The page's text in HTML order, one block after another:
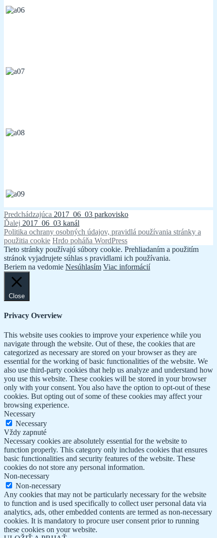
Navigácia
v
článku
Predchádzajúca Predchádzajúci
článok:
2017_06_03 parkovisko
Ďalej Ďalší
článok:
2017_06_03 kanál
Politika ochrany osobných údajov, pravidlá používania stránky a
použitia cookie Hrdo poháňa WordPress
Tieto stránky používajú súbory cookie. Prehliadaním a použitím
stránok vyjadrujete súhlas s pravidlami ich používania.
Beriem na vedomie Nesúhlasím Viac informácií
Close
Privacy Overview
This website uses cookies to improve your experience while you
navigate through the website. Out of these, the cookies that are
categorized as necessary are stored on your browser as they are
essential for the working of basic functionalities of the website. We
also use third-party cookies that help us analyze and understand how
you use this website. These cookies will be stored in your browser
only with your consent. You also have the option to opt-out of these
cookies. But opting out of some of these cookies may affect your
browsing experience.
Necessary
Necessary
Vždy zapnuté
Necessary cookies are absolutely essential for the website to
function properly. This category only includes cookies that ensures
basic functionalities and security features of the website. These
cookies do not store any personal information.
Non-necessary
Non-necessary
Any cookies that may not be particularly necessary for the website
to function and is used specifically to collect user personal data via
analytics, ads, other embedded contents are termed as non-necessary
cookies. It is mandatory to procure user consent prior to running
these cookies on your website.